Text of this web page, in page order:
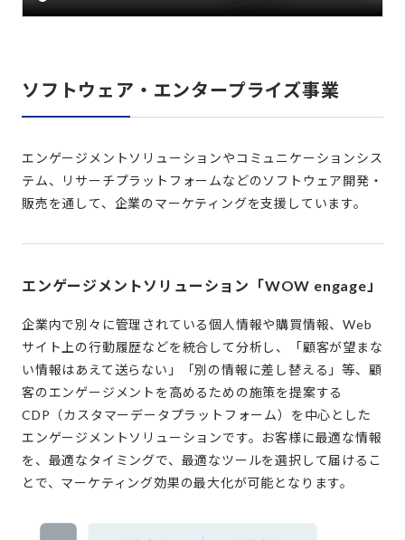
ソフトウェア・エンタープライズ事業
エンゲージメントソリューションやコミュニケーションシス
テム、リサーチプラットフォームなどのソフトウェア開発・
販売を通して、企業のマーケティングを支援しています。
エンゲージメントソリューション「WOW engage」
企業内で別々に管理されている個人情報や購買情報、Web
サイト上の行動履歴などを統合して分析し、「顧客が望まな
い情報はあえて送らない」「別の情報に差し替える」等、顧
客のエンゲージメントを高めるための施策を提案する
CDP（カスタマーデータプラットフォーム）を中心とした
エンゲージメントソリューションです。お客様に最適な情報
を、最適なタイミングで、最適なツールを選択して届けるこ
とで、マーケティング効果の最大化が可能となります。